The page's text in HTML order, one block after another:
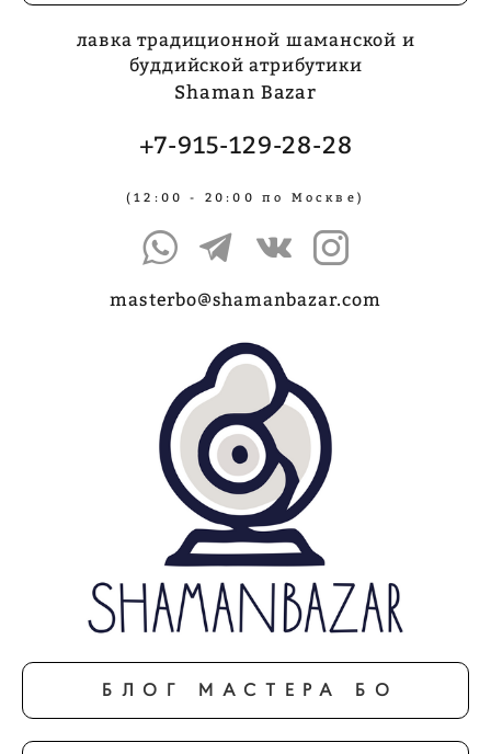
лавка традиционной шаманской и
буддийской атрибутики
Shaman Bazar
+7-915-129-28-28
(12:00 - 20:00 по Москве)
masterbo@shamanbazar.com
БЛОГ МАСТЕРА БО